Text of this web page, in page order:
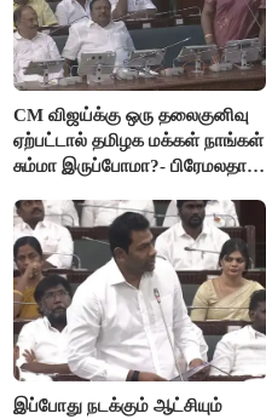
CM விஜய்க்கு ஒரு தலைகுனிவு
ஏற்பட்டால் தமிழக மக்கள் நாங்கள்
சும்மா இருப்போமா?- பிரேமலதா
இப்போது நடக்கும் ஆட்சியும்